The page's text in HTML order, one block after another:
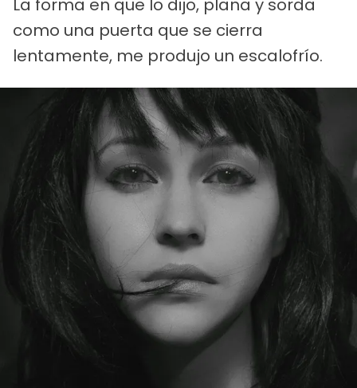
La forma en que lo dijo, plana y sorda
como una puerta que se cierra
lentamente, me produjo un escalofrío.